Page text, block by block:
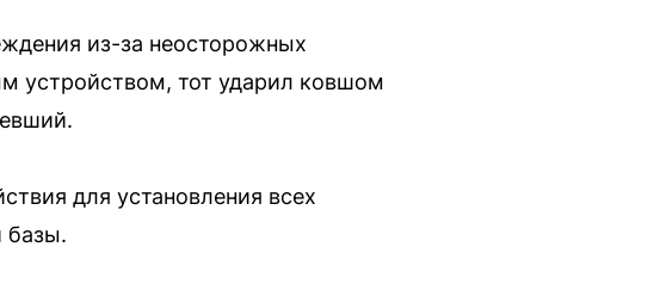
из-за неосторожных
устройством, тот ударил ковшом
для установления всех
базы.